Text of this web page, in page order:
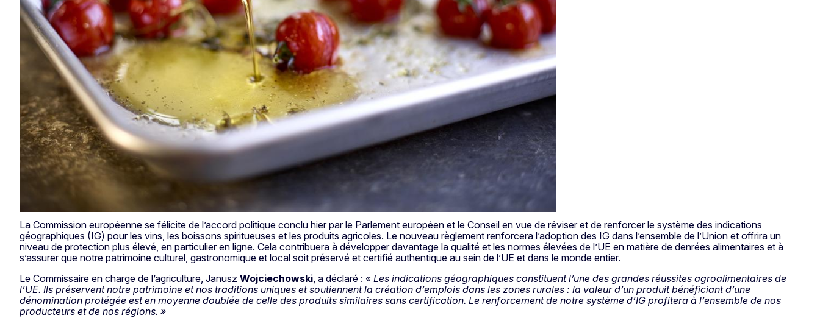
La Commission européenne se félicite de l’accord politique conclu hier par le Parlement européen et le Conseil en vue de réviser et de renforcer le système des indications
géographiques (IG) pour les vins, les boissons spiritueuses et les produits agricoles. Le nouveau règlement renforcera l’adoption des IG dans l’ensemble de l’Union et offrira un
niveau de protection plus élevé, en particulier en ligne. Cela contribuera à développer davantage la qualité et les normes élevées de l’UE en matière de denrées alimentaires et à
s’assurer que notre patrimoine culturel, gastronomique et local soit préservé et certifié authentique au sein de l’UE et dans le monde entier.
Le Commissaire en charge de l’agriculture, Janusz Wojciechowski , a déclaré : « Les indications géographiques constituent l’une des grandes réussites agroalimentaires de
l’UE. Ils préservent notre patrimoine et nos traditions uniques et soutiennent la création d’emplois dans les zones rurales : la valeur d’un produit bénéficiant d’une
dénomination protégée est en moyenne doublée de celle des produits similaires sans certification. Le renforcement de notre système d’IG profitera à l’ensemble de nos
producteurs et de nos régions. »